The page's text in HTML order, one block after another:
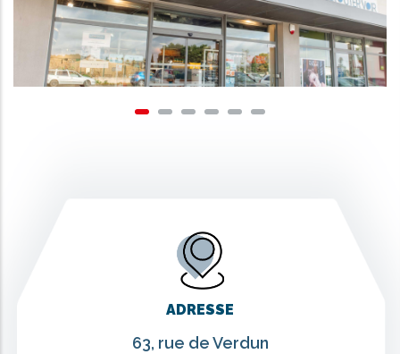
content.
ADRESSE
63, rue de Verdun